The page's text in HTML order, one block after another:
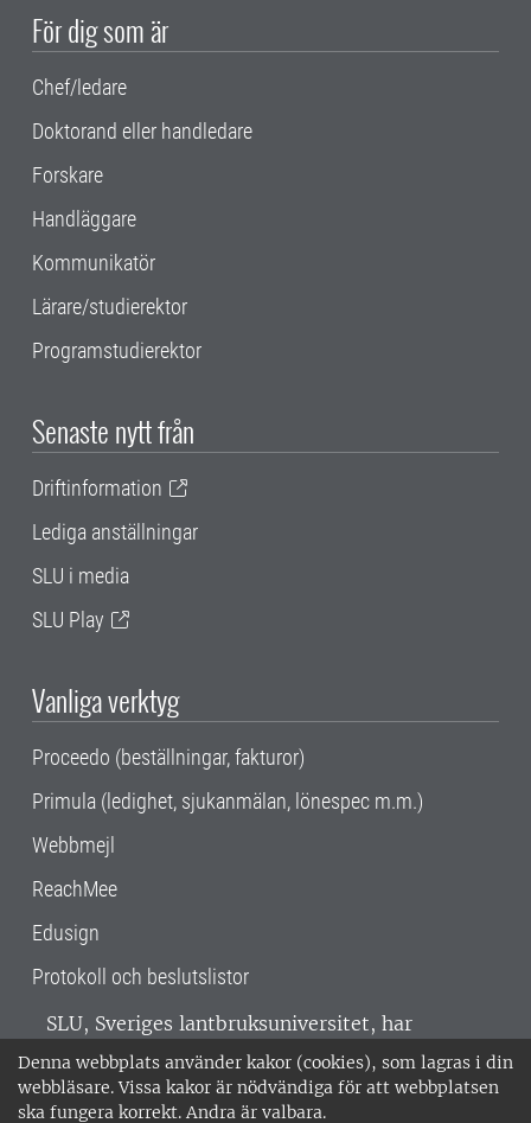
Denna webbplats använder kakor (cookies), som lagras i din
webbläsare. Vissa kakor är nödvändiga för att webbplatsen
ska fungera korrekt. Andra är valbara.
För dig som är
Chef/ledare
Doktorand eller handledare
Forskare
Handläggare
Kommunikatör
Lärare/studierektor
Programstudierektor
Senaste nytt från
Driftinformation
Lediga anställningar
SLU i media
SLU Play
Vanliga verktyg
Proceedo (beställningar, fakturor)
Primula (ledighet, sjukanmälan, lönespec m.m.)
Webbmejl
ReachMee
Edusign
Protokoll och beslutslistor
SLU, Sveriges lantbruksuniversitet, har
verksamhet över hela Sverige. Huvudorter är
Alnarp, Uppsala och Umeå.SLU är
miljöcertifierat enligt ISO 14001. •